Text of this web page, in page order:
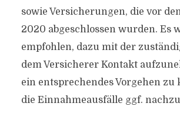
sowie Versicherungen, die vor
2020 abgeschlossen wurden. Es
empfohlen, dazu mit der
dem Versicherer Kontakt
ein entsprechendes Vorgehen zu
die Einnahmeausfälle ggf.